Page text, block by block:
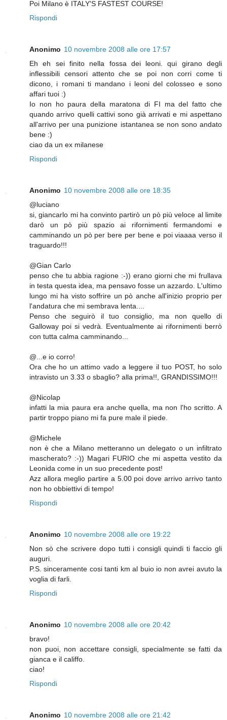
Poi Milano è ITALY'S FASTEST COURSE!
Rispondi
Anonimo 10 novembre 2008 alle ore 17:57
Eh eh sei finito nella fossa dei leoni. qui girano degli
inflessibili censori attento che se poi non corri come ti
dicono, i romani ti mandano i leoni del colosseo e sono
affari tuoi :)
Io non ho paura della maratona di FI ma del fatto che
quando arrivo quelli cattivi sono già arrivati e mi aspettano
all'arrivo per una punizione istantanea se non sono andato
bene :)
ciao da un ex milanese
Rispondi
Anonimo 10 novembre 2008 alle ore 18:35
@luciano
si, giancarlo mi ha convinto partirò un pò più veloce al limite
darò un pò più spazio ai rifornimenti fermandomi e
camminando un pò per bere per bene e poi viaaaa verso il
traguardo!!!
@Gian Carlo
penso che tu abbia ragione :-)) erano giorni che mi frullava
in testa questa idea, ma pensavo fosse un azzardo. L'ultimo
lungo mi ha visto soffrire un pò anche all'inizio proprio per
l'andatura che mi sembrava lenta....
Penso che seguirò il tuo consiglio, ma non quello di
Galloway poi si vedrà. Eventualmente ai rifornimenti berrò
con tutta calma camminando...
@...e io corro!
Ora che ho un attimo vado a leggere il tuo POST, ho solo
intravisto un 3.33 o sbaglio? alla prima!!, GRANDISSIMO!!!
@Nicolap
infatti la mia paura era anche quella, ma non l'ho scritto. A
partir troppo piano mi fa pure male il piede.
@Michele
non è che a Milano metteranno un delegato o un infiltrato
mascherato? :-)) Magari FURIO che mi aspetta vestito da
Leonida come in un suo precedente post!
Azz allora meglio partire a 5.00 poi dove arrivo arrivo tanto
non ho obbiettivi di tempo!
Rispondi
Anonimo 10 novembre 2008 alle ore 19:22
Non sò che scrivere dopo tutti i consigli quindi ti faccio gli
auguri.
P.S. sinceramente cosi tanti km al buio io non avrei avuto la
voglia di farli.
Rispondi
Anonimo 10 novembre 2008 alle ore 20:42
bravo!
non puoi, non accettare consigli, specialmente se fatti da
gianca e il califfo.
ciao!
Rispondi
Anonimo 10 novembre 2008 alle ore 21:42